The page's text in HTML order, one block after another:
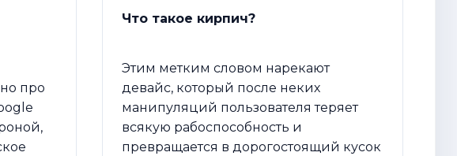
про
Что такое кирпич?
Этим метким словом нарекают
девайс, который после неких
манипуляций пользователя теряет
всякую рабоспособность и
превращается в дорогостоящий кусок